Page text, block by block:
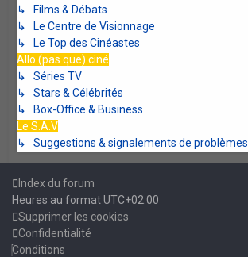
↳ Films & Débats
↳ Le Centre de Visionnage
↳ Le Top des Cinéastes
Allo (pas que) ciné
↳ Séries TV
↳ Stars & Célébrités
↳ Box-Office & Business
Le S.A.V
↳ Suggestions & signalements de problèmes
Index du forum
Heures au formatUTC+02:00
Supprimer les cookies
Confidentialité
Conditions